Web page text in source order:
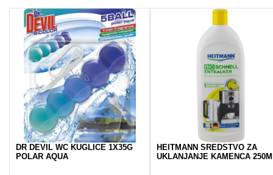
DR DEVIL WC KUGLICE 1X35G
POLAR AQUA
HEITMANN SREDSTVO ZA
UKLANJANJE KAMENCA